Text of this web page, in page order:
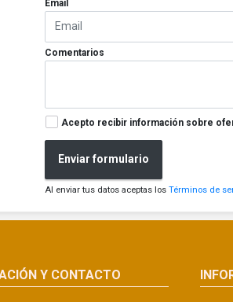
Email
Comentarios
Acepto recibir información sobre
Enviar formulario
Al enviar tus datos aceptas losTérminos de
Y CONTACTO